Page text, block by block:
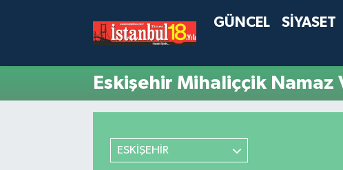
GÜNCEL SİYASET
Eskişehir Mihaliççik Namaz
ESKİŞEHİR